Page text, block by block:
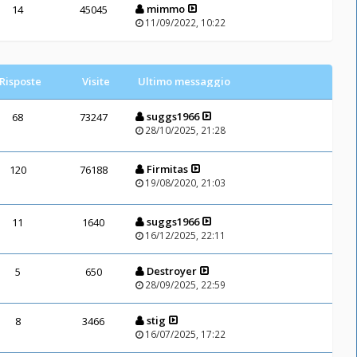
14 45045 mimmo
11/09/2022, 10:22
Risposte Visite Ultimo messaggio
68 73247 suggs1966
28/10/2025, 21:28
120 76188 Firmitas
19/08/2020, 21:03
11 1640 suggs1966
16/12/2025, 22:11
5 650 Destroyer
28/09/2025, 22:59
8 3466 stig
16/07/2025, 17:22